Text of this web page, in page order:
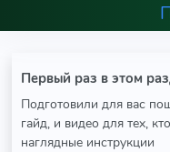
Первый раз в этом
Подготовили для вас
гайд, и видео для тех,
наглядные инструкции